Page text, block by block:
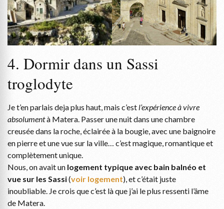
4. Dormir dans un Sassi
troglodyte
Je t’en parlais deja plus haut, mais c’est l’expérience à vivre
absolumentà Matera. Passer une nuit dans une chambre
creusée dans la roche, éclairée à la bougie, avec une baignoire
en pierre et une vue sur la ville… c’est magique, romantique et
complètement unique.
Nous, on avait un logement typique avec bain balnéo et
vue sur les Sassi(voir logement), et c’était juste
inoubliable. Je crois que c’est là que j’ai le plus ressenti l’âme
de Matera.